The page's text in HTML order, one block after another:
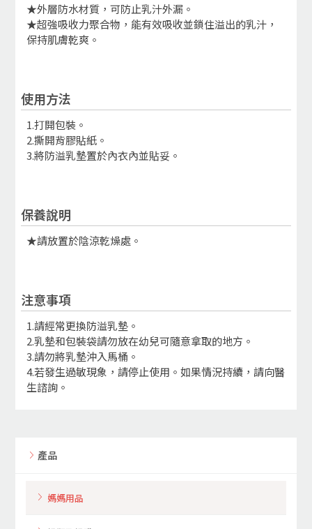
★外層防水材質，可防止乳汁外漏。
★超強吸收力聚合物，能有效吸收並鎖住溢出的乳汁，
保持肌膚乾爽。
使用方法
1.打開包裝。
2.撕開背膠貼紙。
3.將防溢乳墊置於內衣內並貼妥。
保養說明
★請放置於陰涼乾燥處。
注意事項
1.請經常更換防溢乳墊。
2.乳墊和包裝袋請勿放在幼兒可隨意拿取的地方。
3.請勿將乳墊沖入馬桶。
4.若發生過敏現象，請停止使用。如果情況持續，請向醫
生諮詢。
產品
媽媽用品